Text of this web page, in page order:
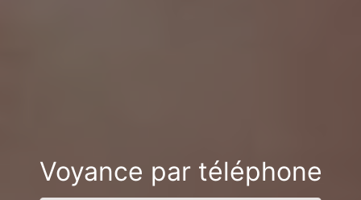
Voyance par téléphone